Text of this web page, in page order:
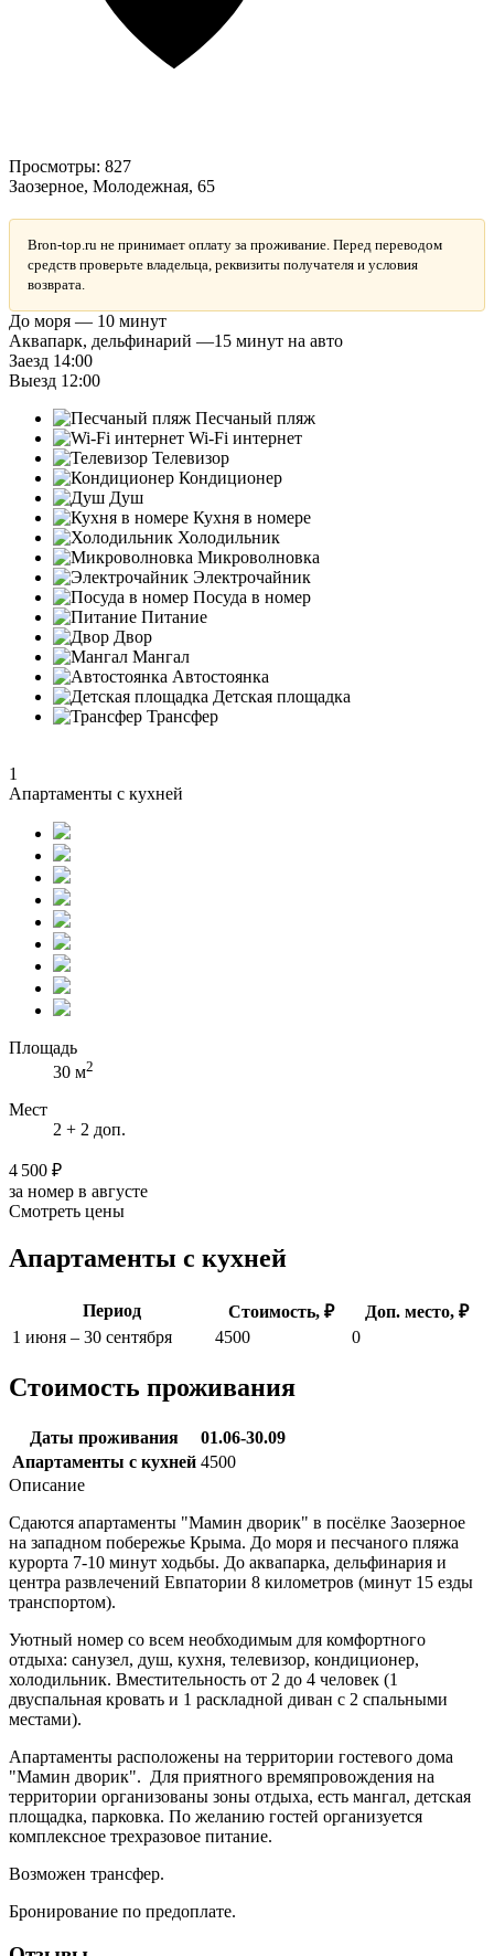
Просмотры: 827
Заозерное, Молодежная, 65
Bron-top.ru не принимает оплату за проживание. Перед переводом
средств проверьте владельца, реквизиты получателя и условия
возврата.
До моря — 10 минут
Аквапарк, дельфинарий —15 минут на авто
Заезд 14:00
Выезд 12:00
Песчаный пляж
Wi-Fi интернет
Телевизор
Кондиционер
Душ
Кухня в номере
Холодильник
Микроволновка
Электрочайник
Посуда в номер
Питание
Двор
Мангал
Автостоянка
Детская площадка
Трансфер
1
Апартаменты с кухней
Площадь
30 м2
Мест
2 + 2 доп.
4 500 ₽
за номер в августе
Смотреть цены
Апартаменты с кухней
Период Стоимость, ₽
Доп. место, ₽
1 июня – 30 сентября
4500 0
Стоимость проживания
Даты проживания
01.06-30.09
Апартаменты с кухней 4500
Описание
Сдаются апартаменты "Мамин дворик" в посёлке Заозерное
на западном побережье Крыма. До моря и песчаного пляжа
курорта 7-10 минут ходьбы. До аквапарка, дельфинария и
центра развлечений Евпатории 8 километров (минут 15 езды
транспортом).
Уютный номер со всем необходимым для комфортного
отдыха: санузел, душ, кухня, телевизор, кондиционер,
холодильник. Вместительность от 2 до 4 человек (1
двуспальная кровать и 1 раскладной диван с 2 спальными
местами).
Апартаменты расположены на территории гостевого дома
"Мамин дворик". Для приятного времяпровождения на
территории организованы зоны отдыха, есть мангал, детская
площадка, парковка. По желанию гостей организуется
комплексное трехразовое питание.
Возможен трансфер.
Бронирование по предоплате.